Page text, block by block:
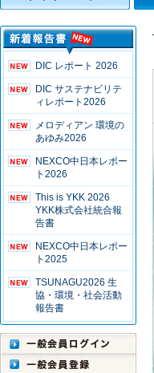
DIC レポート 2026
DIC サステナビリテ
ィレポート2026
メロディアン 環境の
あゆみ2026
NEXCO中日本レポー
ト2026
This is YKK 2026
YKK株式会社統合報
告書
NEXCO中日本レポー
ト2025
TSUNAGU2026 生
協・環境・社会活動
報告書